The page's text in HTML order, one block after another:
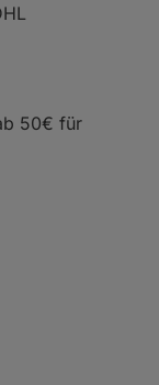
50€ für